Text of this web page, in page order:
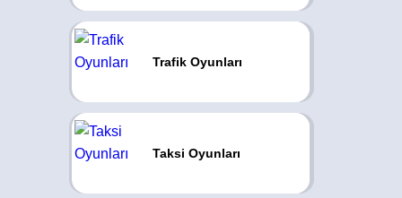
Trafik Oyunları
Taksi Oyunları